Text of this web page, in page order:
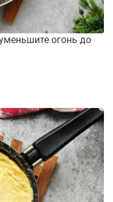
огонь до